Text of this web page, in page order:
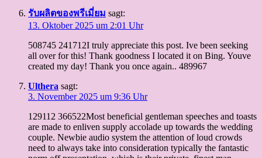
รับผลิตของพรีเมี่ยม sagt:
13. Oktober 2025 um 2:01 Uhr
508745 241712I truly appreciate this post. Ive been seeking
all over for this! Thank goodness I located it on Bing. Youve
created my day! Thank you once again.. 489967
Ulthera sagt:
3. November 2025 um 9:36 Uhr
129112 366522Most beneficial gentleman speeches and toasts
are made to enliven supply accolade up towards the wedding
couple. Newbie audio system the attention of loud crowds
need to always take into consideration typically the fantastic